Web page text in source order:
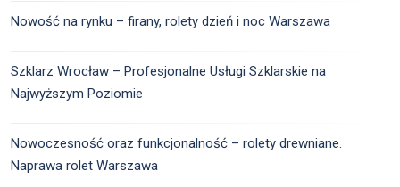
Nowość na rynku – firany, rolety dzień i noc Warszawa
Szklarz Wrocław – Profesjonalne Usługi Szklarskie na
Najwyższym Poziomie
Nowoczesność oraz funkcjonalność – rolety drewniane.
Naprawa rolet Warszawa